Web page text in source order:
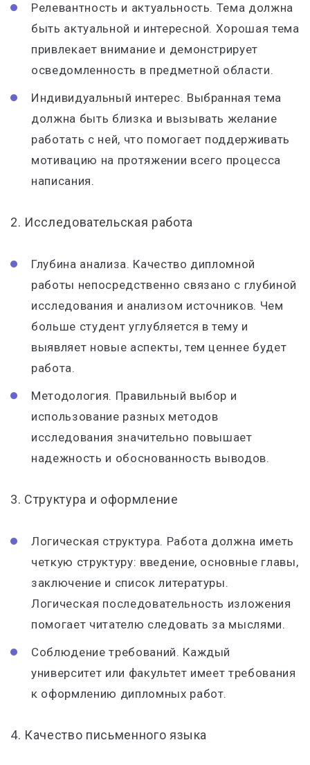
Релевантность и актуальность. Тема должна
быть актуальной и интересной. Хорошая тема
привлекает внимание и демонстрирует
осведомленность в предметной области.
Индивидуальный интерес. Выбранная тема
должна быть близка и вызывать желание
работать с ней, что помогает поддерживать
мотивацию на протяжении всего процесса
написания.
2. Исследовательская работа
Глубина анализа. Качество дипломной
работы непосредственно связано с глубиной
исследования и анализом источников. Чем
больше студент углубляется в тему и
выявляет новые аспекты, тем ценнее будет
работа.
Методология. Правильный выбор и
использование разных методов
исследования значительно повышает
надежность и обоснованность выводов.
3. Структура и оформление
Логическая структура. Работа должна иметь
четкую структуру: введение, основные главы,
заключение и список литературы.
Логическая последовательность изложения
помогает читателю следовать за мыслями.
Соблюдение требований. Каждый
университет или факультет имеет требования
к оформлению дипломных работ.
4. Качество письменного языка